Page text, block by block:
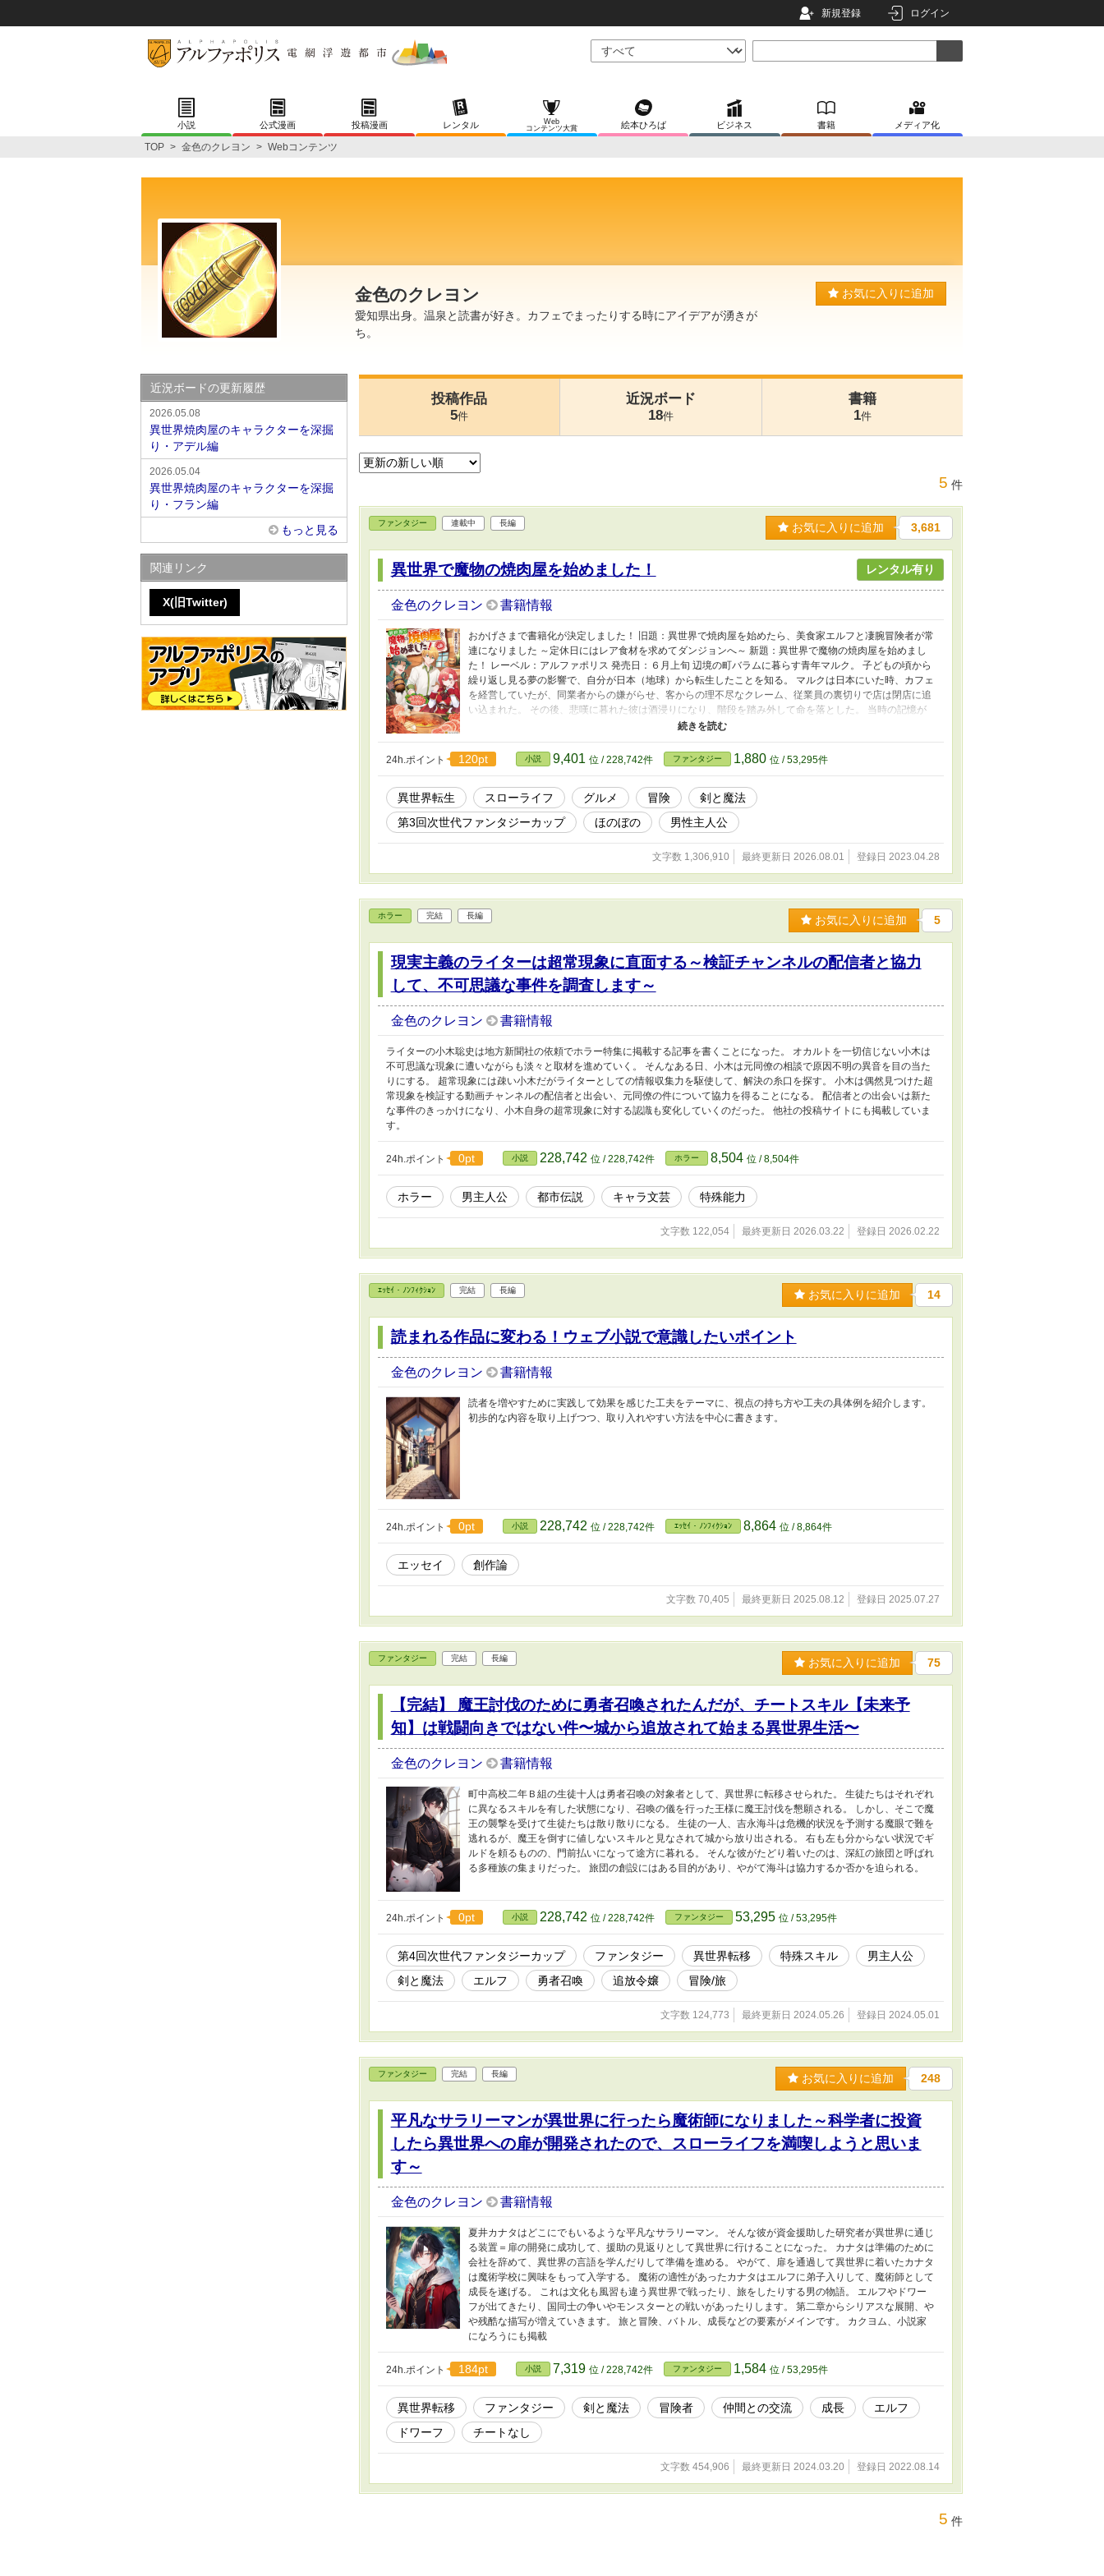
新規登録 ログイン
小説 公式漫画 投稿漫画 レンタル
Web
コンテンツ大賞
絵本ひろば ビジネス 書籍 メディア化
TOP > 金色のクレヨン > Webコンテンツ
金色のクレヨン
愛知県出身。温泉と読書が好き。カフェでまったりする時にアイデアが湧きが
ち。
お気に入りに追加
投稿作品
5件
近況ボード
18件
書籍
1件
5 件
ファンタジー 連載中 長編 お気に入りに追加 3,681
異世界で魔物の焼肉屋を始めました！ レンタル有り
金色のクレヨン 書籍情報
おかげさまで書籍化が決定しました！ 旧題：異世界で焼肉屋を始めたら、美食家エルフと凄腕冒険者が常
連になりました ～定休日にはレア食材を求めてダンジョンへ～ 新題：異世界で魔物の焼肉屋を始めまし
た！ レーベル：アルファポリス 発売日：６月上旬 辺境の町バラムに暮らす青年マルク。 子どもの頃から
繰り返し見る夢の影響で、自分が日本（地球）から転生したことを知る。 マルクは日本にいた時、カフェ
を経営していたが、同業者からの嫌がらせ、客からの理不尽なクレーム、従業員の裏切りで店は閉店に追
い込まれた。 その後、悲嘆に暮れた彼は酒浸りになり、階段を踏み外して命を落とした。 当時の記憶が
復活した結果、マルクは今度こそ店を経営して成功することを誓う。 そんな彼が思いついたのが焼肉屋だ
った。 マルクは冒険者をして資金を集めて、念願の店をオープンする。 焼肉をする文化がないため、そ
の斬新さから店は繁盛していった。 やがて、物珍しさに惹かれた美食家エルフや凄腕冒険者が店を訪れ
る。 HOTランキング１位になることができました！ 皆さま、ありがとうございます。 他社の投稿サイト
24h.ポイント 120pt 小説 9,401 位 / 228,742件 ファンタジー 1,880 位 / 53,295件
異世界転生 スローライフ グルメ 冒険
剣と魔法
第3回次世代ファンタジーカップ
ほのぼの 男性主人公
文字数 1,306,910 最終更新日 2026.08.01 登録日 2023.04.28
ホラー 完結 長編 お気に入りに追加 5
現実主義のライターは超常現象に直面する～検証チャンネルの配信者と協力
して、不可思議な事件を調査します～
金色のクレヨン 書籍情報
ライターの小木聡史は地方新聞社の依頼でホラー特集に掲載する記事を書くことになった。 オカルトを一切信じない小木は
不可思議な現象に遭いながらも淡々と取材を進めていく。 そんなある日、小木は元同僚の相談で原因不明の異音を目の当た
りにする。 超常現象には疎い小木だがライターとしての情報収集力を駆使して、解決の糸口を探す。 小木は偶然見つけた超
常現象を検証する動画チャンネルの配信者と出会い、元同僚の件について協力を得ることになる。 配信者との出会いは新た
な事件のきっかけになり、小木自身の超常現象に対する認識も変化していくのだった。 他社の投稿サイトにも掲載していま
す。
24h.ポイント 0pt 小説 228,742 位 / 228,742件 ホラー 8,504 位 / 8,504件
ホラー 男主人公 都市伝説 キャラ文芸 特殊能力
文字数 122,054 最終更新日 2026.03.22 登録日 2026.02.22
ｴｯｾｲ・ﾉﾝﾌｨｸｼｮﾝ 完結 長編 お気に入りに追加 14
読まれる作品に変わる！ウェブ小説で意識したいポイント
金色のクレヨン 書籍情報
読者を増やすために実践して効果を感じた工夫をテーマに、視点の持ち方や工夫の具体例を紹介します。
初歩的な内容を取り上げつつ、取り入れやすい方法を中心に書きます。
24h.ポイント 0pt 小説 228,742 位 / 228,742件 ｴｯｾｲ・ﾉﾝﾌｨｸｼｮﾝ 8,864 位 / 8,864件
エッセイ 創作論
文字数 70,405 最終更新日 2025.08.12 登録日 2025.07.27
ファンタジー 完結 長編 お気に入りに追加 75
【完結】 魔王討伐のために勇者召喚されたんだが、チートスキル【未来予
知】は戦闘向きではない件〜城から追放されて始まる異世界生活〜
金色のクレヨン 書籍情報
町中高校二年Ｂ組の生徒十人は勇者召喚の対象者として、異世界に転移させられた。 生徒たちはそれぞれ
に異なるスキルを有した状態になり、召喚の儀を行った王様に魔王討伐を懇願される。 しかし、そこで魔
王の襲撃を受けて生徒たちは散り散りになる。 生徒の一人、吉永海斗は危機的状況を予測する魔眼で難を
逃れるが、魔王を倒すに値しないスキルと見なされて城から放り出される。 右も左も分からない状況でギ
ルドを頼るものの、門前払いになって途方に暮れる。 そんな彼がたどり着いたのは、深紅の旅団と呼ばれ
る多種族の集まりだった。 旅団の創設にはある目的があり、やがて海斗は協力するか否かを迫られる。
24h.ポイント 0pt 小説 228,742 位 / 228,742件 ファンタジー 53,295 位 / 53,295件
第4回次世代ファンタジーカップ ファンタジー 異世界転移 特殊スキル
男主人公
剣と魔法
エルフ 勇者召喚 追放令嬢 冒険/旅
文字数 124,773 最終更新日 2024.05.26 登録日 2024.05.01
ファンタジー 完結 長編 お気に入りに追加 248
平凡なサラリーマンが異世界に行ったら魔術師になりました～科学者に投資
したら異世界への扉が開発されたので、スローライフを満喫しようと思いま
す～
金色のクレヨン 書籍情報
夏井カナタはどこにでもいるような平凡なサラリーマン。 そんな彼が資金援助した研究者が異世界に通じ
る装置＝扉の開発に成功して、援助の見返りとして異世界に行けることになった。 カナタは準備のために
会社を辞めて、異世界の言語を学んだりして準備を進める。 やがて、扉を通過して異世界に着いたカナタ
は魔術学校に興味をもって入学する。 魔術の適性があったカナタはエルフに弟子入りして、魔術師として
成長を遂げる。 これは文化も風習も違う異世界で戦ったり、旅をしたりする男の物語。 エルフやドワー
フが出てきたり、国同士の争いやモンスターとの戦いがあったりします。 第二章からシリアスな展開、や
や残酷な描写が増えていきます。 旅と冒険、バトル、成長などの要素がメインです。 カクヨム、小説家
になろうにも掲載
24h.ポイント 184pt 小説 7,319 位 / 228,742件 ファンタジー 1,584 位 / 53,295件
異世界転移 ファンタジー 剣と魔法 冒険者 仲間との交流 成長
エルフ
ドワーフ
チートなし
文字数 454,906 最終更新日 2024.03.20 登録日 2022.08.14
5 件
近況ボードの更新履歴
2026.05.08
異世界焼肉屋のキャラクターを深掘
り・アデル編
2026.05.04
異世界焼肉屋のキャラクターを深掘
り・フラン編
もっと見る
関連リンク
X(旧Twitter)